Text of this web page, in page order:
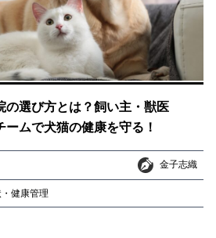
の選び方とは？飼い主・獣医
ームで犬猫の健康を守る！
金子志織
金子志織
健康管理